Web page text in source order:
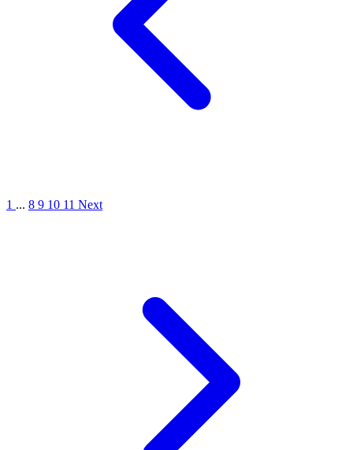
1 ... 8 9 10 11 Next